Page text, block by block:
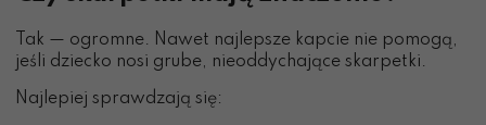
Tak — ogromne. Nawet najlepsze kapcie nie pomogą,
jeśli dziecko nosi grube, nieoddychające skarpetki.
Najlepiej sprawdzają się: